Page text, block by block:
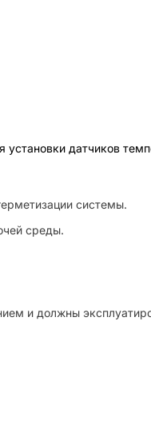
датчиков
системы.
среды.
и должны